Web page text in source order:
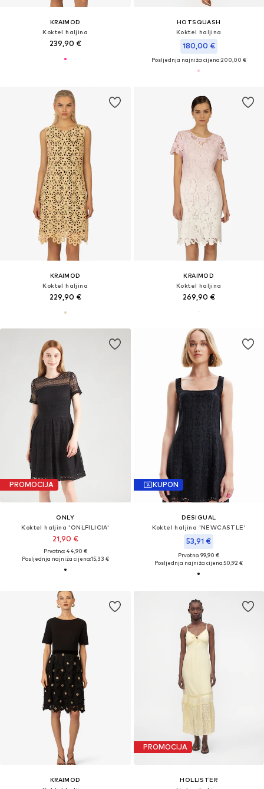
KRAIMOD
Koktel haljina
239,90 €
HOTSQUASH
Koktel haljina
180,00 €
Posljednja najniža cijena:200,00 €
KRAIMOD
Koktel haljina
229,90 €
KRAIMOD
Koktel haljina
269,90 €
PROMOCIJA
ONLY
Koktel haljina 'ONLFILICIA'
21,90 €
Prvotno: 44,90 €
Posljednja najniža cijena:15,33 €
KUPON
DESIGUAL
Koktel haljina 'NEWCASTLE'
53,91 €
Prvotno: 99,90 €
Posljednja najniža cijena:50,92 €
KRAIMOD
PROMOCIJA
HOLLISTER